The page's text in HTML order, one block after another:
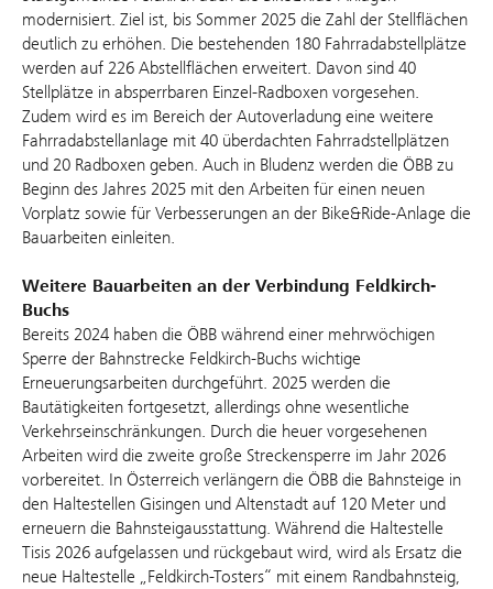
modernisiert. Ziel ist, bis Sommer 2025 die Zahl der Stellflächen
deutlich zu erhöhen. Die bestehenden 180 Fahrradabstellplätze
werden auf 226 Abstellflächen erweitert. Davon sind 40
Stellplätze in absperrbaren Einzel-Radboxen vorgesehen.
Zudem wird es im Bereich der Autoverladung eine weitere
Fahrradabstellanlage mit 40 überdachten Fahrradstellplätzen
und 20 Radboxen geben. Auch in Bludenz werden die ÖBB zu
Beginn des Jahres 2025 mit den Arbeiten für einen neuen
Vorplatz sowie für Verbesserungen an der Bike&Ride-Anlage die
Bauarbeiten einleiten.
Weitere Bauarbeiten an der Verbindung Feldkirch-
Buchs
Bereits 2024 haben die ÖBB während einer mehrwöchigen
Sperre der Bahnstrecke Feldkirch-Buchs wichtige
Erneuerungsarbeiten durchgeführt. 2025 werden die
Bautätigkeiten fortgesetzt, allerdings ohne wesentliche
Verkehrseinschränkungen. Durch die heuer vorgesehenen
Arbeiten wird die zweite große Streckensperre im Jahr 2026
vorbereitet. In Österreich verlängern die ÖBB die Bahnsteige in
den Haltestellen Gisingen und Altenstadt auf 120 Meter und
erneuern die Bahnsteigausstattung. Während die Haltestelle
Tisis 2026 aufgelassen und rückgebaut wird, wird als Ersatz die
neue Haltestelle „Feldkirch-Tosters“ mit einem Randbahnsteig,